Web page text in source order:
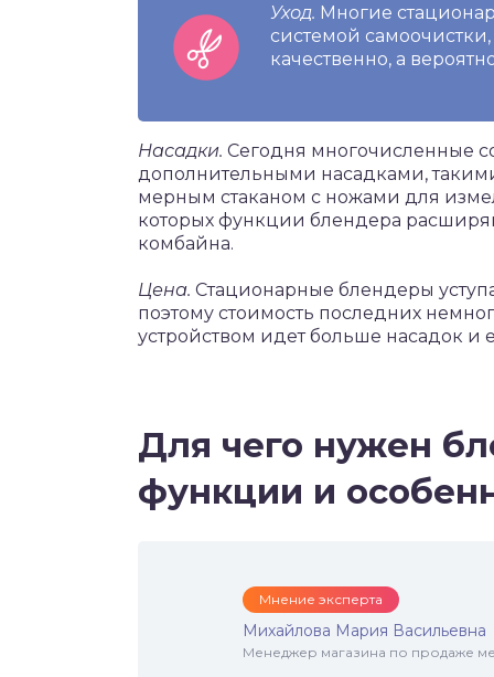
Уход. Многие
системой самоочистки,
качественно, а
Насадки. Сегодня многочисленные
дополнительными насадками,
мерным стаканом с ножами для
которых функции блендера
комбайна.
Цена. Стационарные блендеры
поэтому стоимость последних
устройством идет больше насадок и
Для чего нужен
функции и
Мнение эксперта
Михайлова Мария Васильевна
Менеджер магазина по продаже